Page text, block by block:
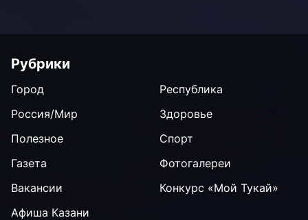
Рубрики
Город
Республика
Россия/Мир
Здоровье
Полезное
Спорт
Газета
Фотогалереи
Вакансии
Конкурс «Мой Тукай»
Афиша Казани